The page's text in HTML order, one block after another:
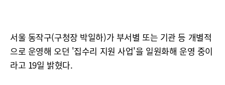
서울 동작구(구청장 박일하)가 부서별 또는 기관 등 개별적
으로 운영해 오던 '집수리 지원 사업'을 일원화해 운영 중이
라고 19일 밝혔다.